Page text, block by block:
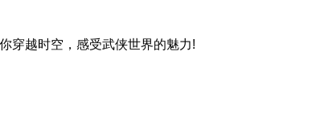
越时空，感受武侠世界的魅力!